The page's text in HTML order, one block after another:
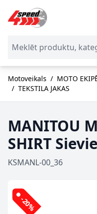
Skip to Content
Motoveikals / MOTO
/ TEKSTILA JAKAS
MANITOU
SHIRT
KSMANL-00_36
-20%